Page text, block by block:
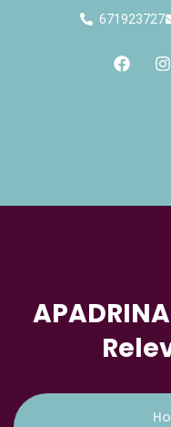
671923727